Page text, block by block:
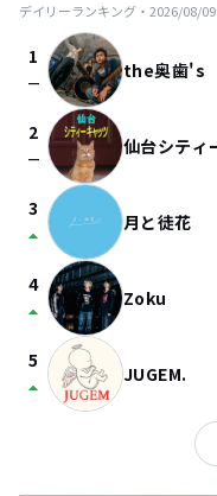
デイリーランキング・ 2026/08/09
1
check_indeterminate_small the奥歯's
2
check_indeterminate_small 仙台シティ
3
arrow_drop_up 月と徒花
4
arrow_drop_up Zoku
5
arrow_drop_up JUGEM.